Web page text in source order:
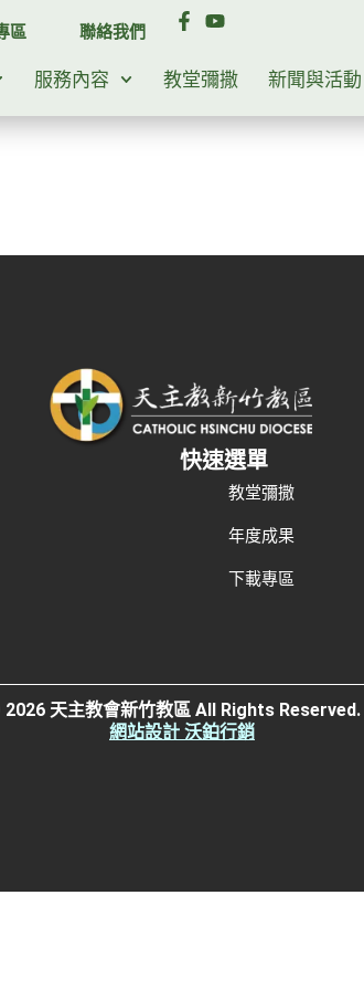
區 聯絡我們
服務內容 教堂彌撒 新聞與活動
快速選單
教堂彌撒
年度成果
下載專區
天主教會新竹教區 All Rights Reserved.
網站設計 沃鉑行銷